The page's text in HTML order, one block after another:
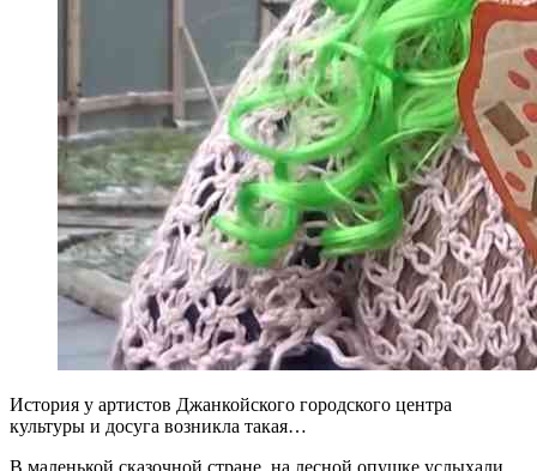
История у артистов Джанкойского городского центра
культуры и досуга возникла такая…
В маленькой сказочной стране, на лесной опушке услыхали,